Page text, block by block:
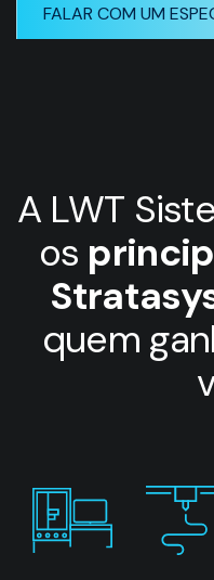
FALAR COM UM
A LWT
os
quem